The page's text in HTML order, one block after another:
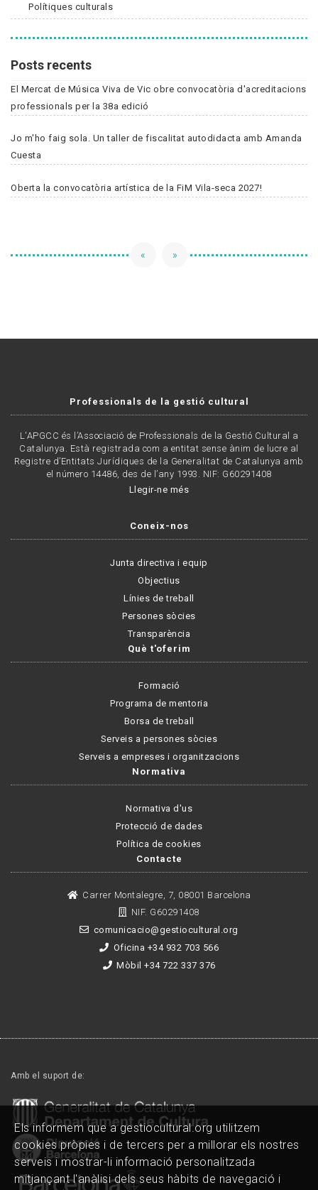
Polítiques culturals
Posts recents
El Mercat de Música Viva de Vic obre convocatòria d'acreditacions
professionals per la 38a edició
Jo m'ho faig sola. Un taller de fiscalitat autodidacta amb Amanda
Cuesta
Oberta la convocatòria artística de la FiM Vila-seca 2027!
« »
Professionals de la gestió cultural
L'APGCC és l’Associació de Professionals de la Gestió Cultural a
Catalunya. Està registrada com a entitat sense ànim de lucre al
Registre d’Entitats Jurídiques de la Generalitat de Catalunya amb
el número 14486, des de l’any 1993. NIF: G60291408
Llegir-ne més
Coneix-nos
Junta directiva i equip
Objectius
Línies de treball
Persones sòcies
Transparència
Què t'oferim
Formació
Programa de mentoria
Borsa de treball
Serveis a persones sòcies
Serveis a empreses i organitzacions
Normativa
Normativa d'us
Protecció de dades
Política de cookies
Contacte
Carrer Montalegre, 7, 08001 Barcelona
NIF. G60291408
comunicacio@gestiocultural.org
Oficina +34 932 703 566
Mòbil +34 722 337 376
Amb el suport de:
Els informem que a gestiocultural.org utilitzem
cookies pròpies i de tercers per a millorar els nostres
serveis i mostrar-li informació personalitzada
mitjançant l'anàlisi dels seus hàbits de navegació i